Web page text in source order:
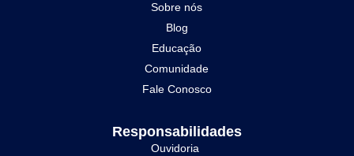
Sobre nós
Blog
Educação
Comunidade
Fale Conosco
Responsabilidades
Ouvidoria